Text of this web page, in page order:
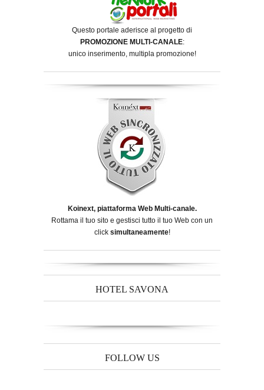
Questo portale aderisce al progetto di
PROMOZIONE MULTI-CANALE:
unico inserimento, multipla promozione!
Koinext, piattaforma Web Multi-canale.
Rottama il tuo sito e gestisci tutto il tuo Web con un
click simultaneamente!
HOTEL SAVONA
FOLLOW US